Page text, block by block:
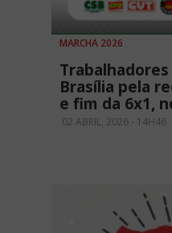
MARCHA 2026
Brasília pela
e fim da 6x1,
02 ABRIL, 2026 - 14H46